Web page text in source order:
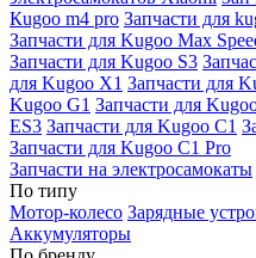
Кugoo m4 pro Запчасти для
Запчасти для Kugoo Max
Запчасти для Kugoo S3
для Kugoo X1 Запчасти для
Kugoo G1 Запчасти для
ES3 Запчасти для Kugoo C1
Запчасти для Kugoo C1 Pro
Запчасти на электросамокаты
По типу
Мотор-колесо Зарядные
Аккумуляторы